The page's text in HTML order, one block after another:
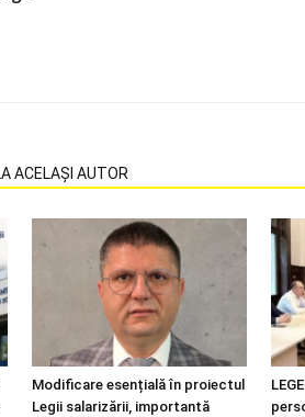
ACELAȘI AUTOR
Modificare esențială în proiectul
Legii salarizării, importantă